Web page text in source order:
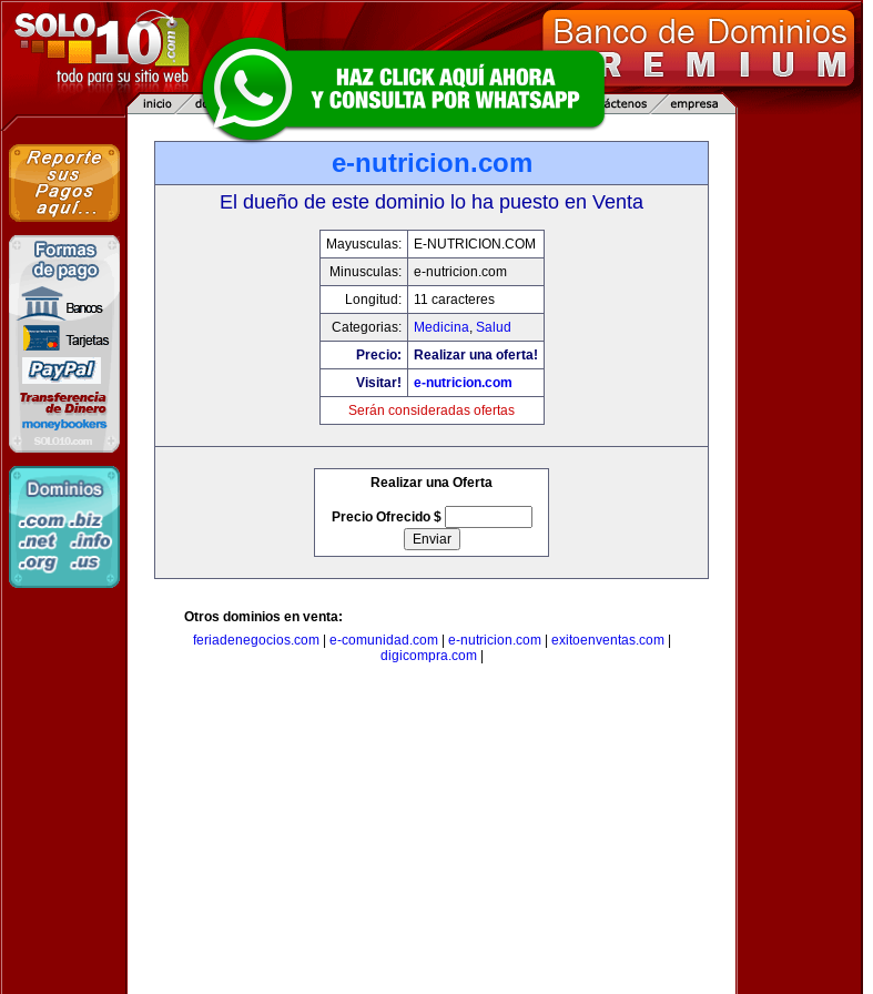
e-nutricion.com
El dueño de este dominio lo ha puesto en Venta
Mayusculas:
E-NUTRICION.COM
Minusculas:
e-nutricion.com
Longitud:
11 caracteres
Categorias:
Medicina, Salud
Precio:
Realizar una oferta!
Visitar!
e-nutricion.com
Serán consideradas ofertas
Realizar una Oferta
Precio Ofrecido $
Otros dominios en venta:
feriadenegocios.com| e-comunidad.com| e-nutricion.com| exitoenventas.com|
digicompra.com|